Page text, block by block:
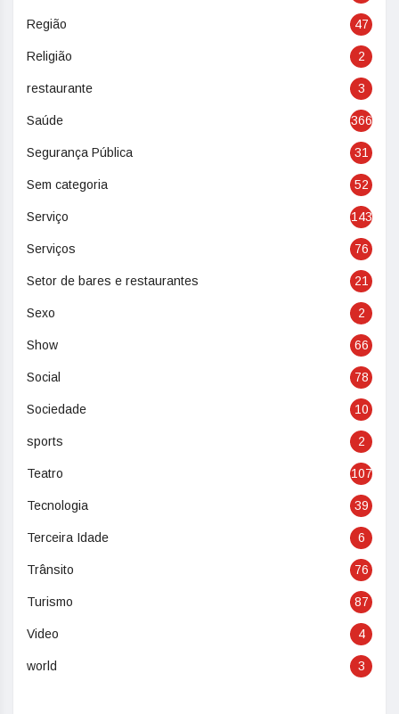
Região 47
Religião 2
restaurante 3
Saúde 366
Segurança Pública 31
Sem categoria 52
Serviço 143
Serviços 76
Setor de bares e restaurantes 21
Sexo 2
Show 66
Social 78
Sociedade 10
sports 2
Teatro 107
Tecnologia 39
Terceira Idade 6
Trânsito 76
Turismo 87
Video 4
world 3